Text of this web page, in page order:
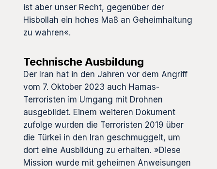
ist aber unser Recht, gegenüber der
Hisbollah ein hohes Maß an Geheimhaltung
zu wahren«.
Technische Ausbildung
Der Iran hat in den Jahren vor dem Angriff
vom 7. Oktober 2023 auch Hamas-
Terroristen im Umgang mit Drohnen
ausgebildet. Einem weiteren Dokument
zufolge wurden die Terroristen 2019 über
die Türkei in den Iran geschmuggelt, um
dort eine Ausbildung zu erhalten. »Diese
Mission wurde mit geheimen Anweisungen